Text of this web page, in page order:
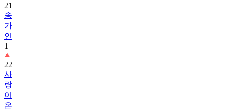
21
송
가
인
1
22
사
랑
이
온